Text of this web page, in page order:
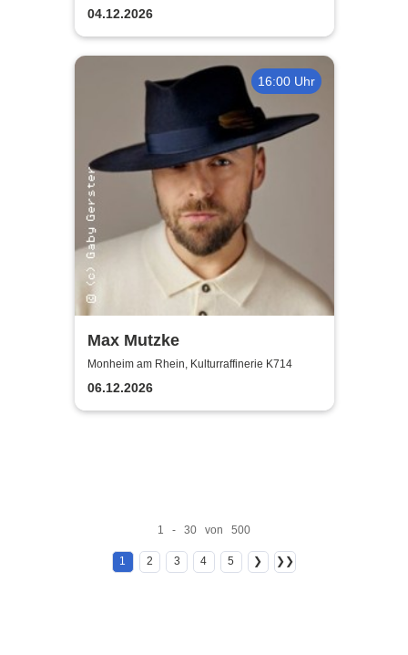
04.12.2026
16:00 Uhr
Max Mutzke
Monheim am Rhein, Kulturraffinerie K714
06.12.2026
1 - 30 von 500
1 2 3 4 5 ❯ ❯❯